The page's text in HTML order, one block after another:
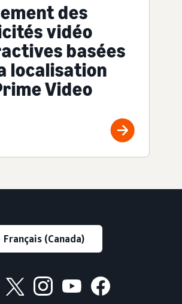
des
vidéo
basées
localisation
Video